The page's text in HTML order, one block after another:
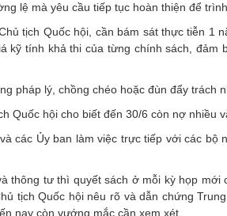
lệ mà yêu cầu tiếp tục hoàn thiện để
tịch Quốc hội, cần bám sát thực tiễn 1
kỹ tính khả thi của từng chính sách,
pháp lý, chồng chéo hoặc đùn đẩy trách
Quốc hội cho biết đến 30/6 còn nợ nhiều
các Ủy ban làm việc trực tiếp với các
thông tư thì quyết sách ở mỗi kỳ họp
tịch Quốc hội nêu rõ và dẫn chứng
nay còn vướng mắc cần xem xét.